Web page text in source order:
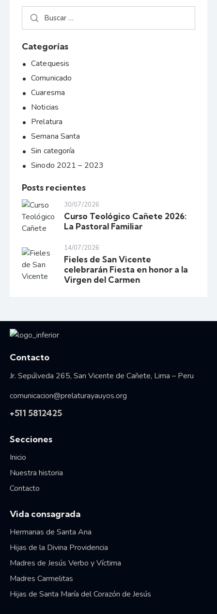
Categorías
Catequesis
Comunicado
Cuaresma
Noticias
Prelatura
Semana Santa
Sin categoría
Sinodo 2021 – 2023
Posts recientes
30/07/2026
Curso Teológico Cañete 2026:
La Pastoral Familiar
14/07/2026
Fieles de San Vicente
celebrarán Fiesta en honor a la
Virgen del Carmen
Vida consagrada
Contacto
Jr. Sepúlveda 265, San Vicente de Cañete, Lima – Peru
comunicacion@prelaturayauyos.org
+511 5812425
Secciones
Inicio
Nuestra historia
Contacto
Vida consagrada
Hermanas de Santa Ana
Hijas de la Divina Providencia
Madres de Jesús Verbo y Víctima
Madres Carmelitas
Hijas de Santa María del Corazón de Jesús